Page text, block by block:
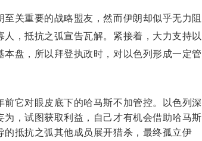
关重要的战略盟友，然而伊朗却似乎无力阻
，抵抗之弧宣告瓦解。紧接着，大力支持以
盘，所以拜登执政时，对以色列形成一定管
它对眼皮底下的哈马斯不加管控。以色列深
，试图获取利益，自己才有机会借助哈马斯
抵抗之弧其他成员展开猎杀，最终孤立伊